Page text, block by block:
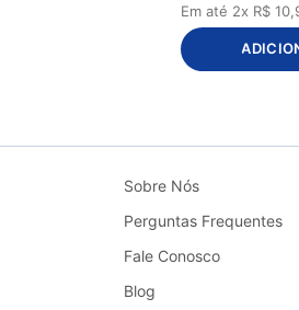
Em até 2x R$ 10,
Sobre Nós
Perguntas Frequentes
Fale Conosco
Blog